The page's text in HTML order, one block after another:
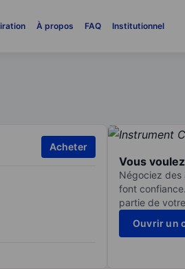
À propos FAQ Institutionnel
Acheter
Vous
Négociez des
font
partie de
Ouvrir un